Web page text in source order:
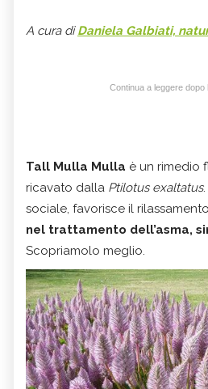
A cura diDaniela Galbiati,
Continua a leggere dopo
Tall Mulla Mulla è un rimedio
ricavato dalla Ptilotus exaltatus
sociale, favorisce il
nel trattamento dell’asma,
Scopriamolo meglio.